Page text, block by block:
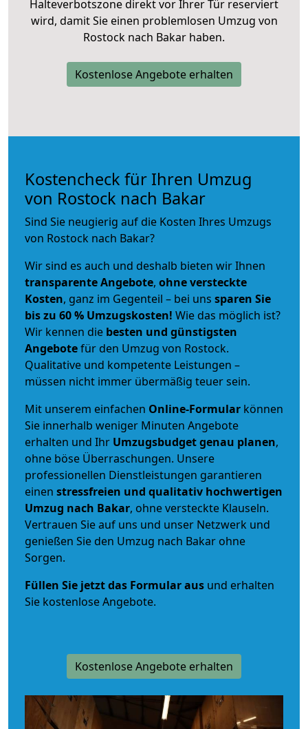
Halteverbotszone direkt vor Ihrer Tür reserviert
wird, damit Sie einen problemlosen Umzug von
Rostock nach Bakar haben.
Kostenlose Angebote erhalten
Kostencheck für Ihren Umzug
von Rostock nach Bakar
Sind Sie neugierig auf die Kosten Ihres Umzugs
von Rostock nach Bakar?
Wir sind es auch und deshalb bieten wir Ihnen
transparente Angebote, ohne versteckte
Kosten, ganz im Gegenteil – bei uns sparen Sie
bis zu 60 % Umzugskosten! Wie das möglich ist?
Wir kennen die besten und günstigsten
Angebotefür den Umzug von Rostock.
Qualitative und kompetente Leistungen –
müssen nicht immer übermäßig teuer sein.
Mit unserem einfachen Online-Formular können
Sie innerhalb weniger Minuten Angebote
erhalten und Ihr Umzugsbudgetgenau planen,
ohne böse Überraschungen. Unsere
professionellen Dienstleistungen garantieren
einen stressfreien und qualitativ hochwertigen
Umzug nach Bakar, ohne versteckte Klauseln.
Vertrauen Sie auf uns und unser Netzwerk und
genießen Sie den Umzug nach Bakar ohne
Sorgen.
Füllen Sie jetzt das Formular aus und erhalten
Sie kostenlose Angebote.
Kostenlose Angebote erhalten